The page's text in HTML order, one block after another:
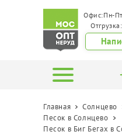
Офис:Пн-
Главная Солнцево
Песок в Солнцево
Песок в Биг Бегах в